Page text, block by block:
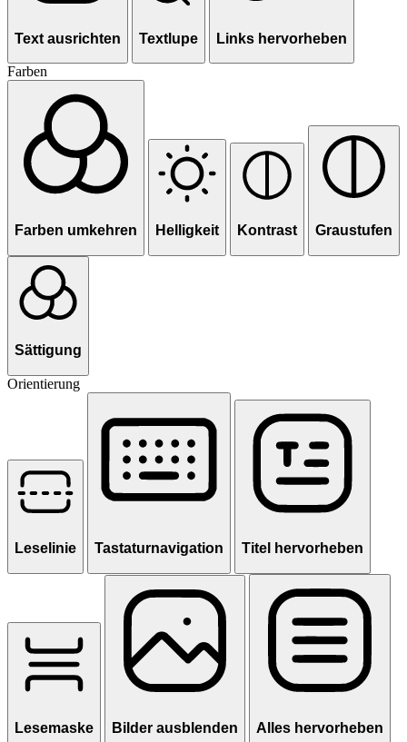
Text ausrichten Textlupe Links hervorheben
Farben
Farben umkehren Helligkeit Kontrast Graustufen
Sättigung
Orientierung
Leselinie Tastaturnavigation Titel hervorheben
Lesemaske Bilder ausblenden Alles hervorheben